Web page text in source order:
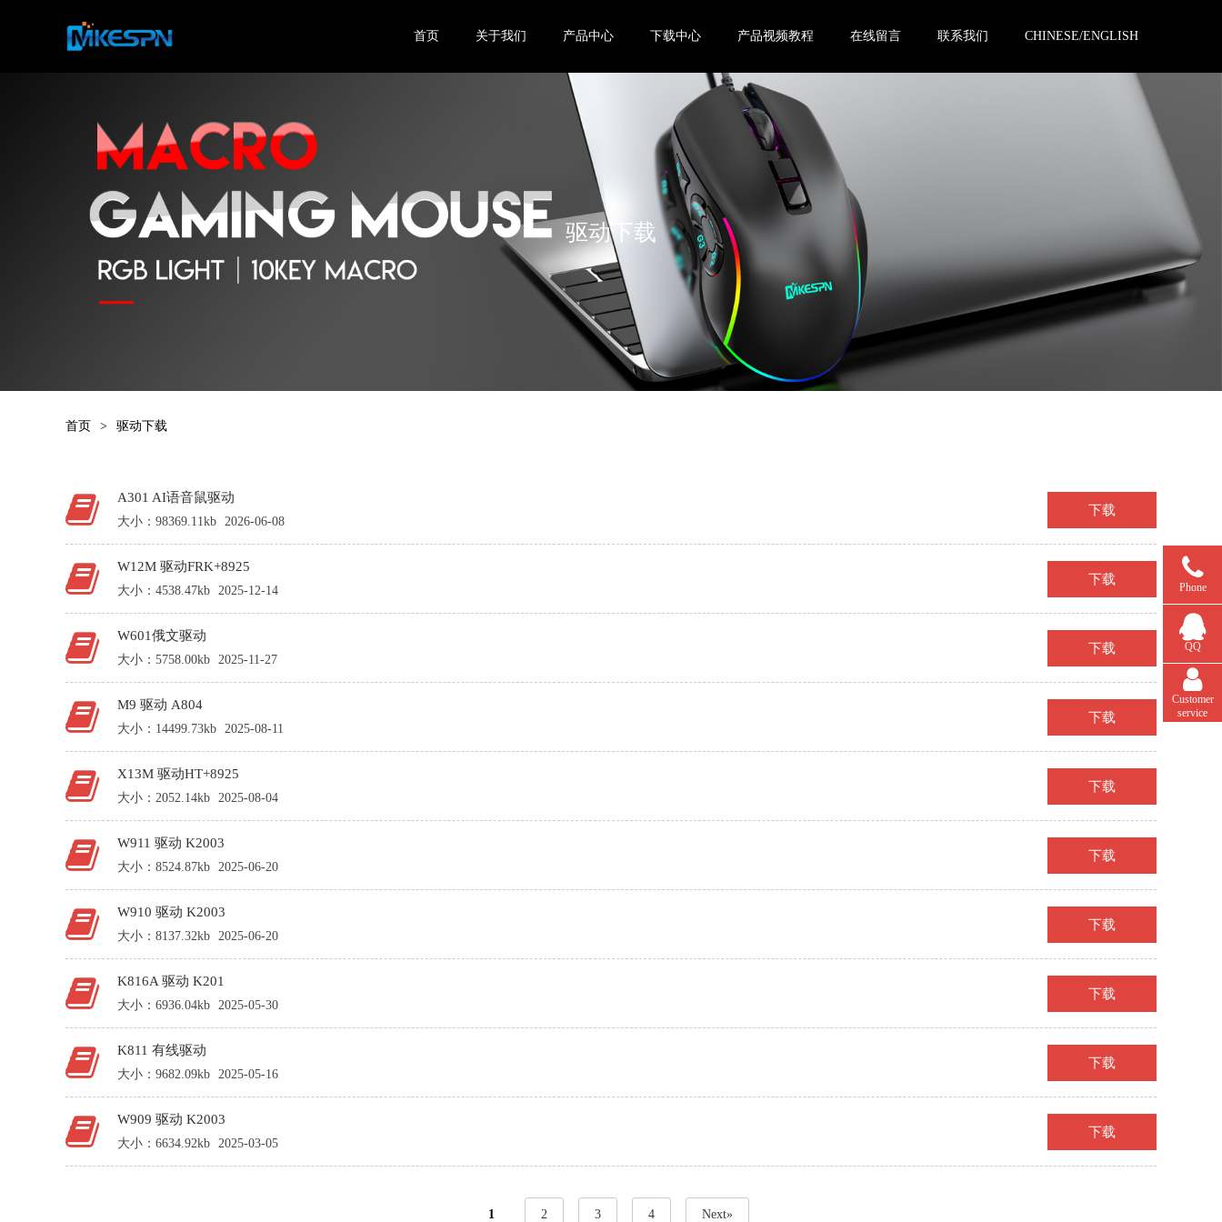
首页 关于我们 产品中心 下载中心 产品视频教程 在线留言 联系我们 CHINESE/ENGLISH
驱动下载
首页 > 驱动下载
A301 AI语音鼠驱动
大小：98369.11kb 2026-06-08
下载
W12M 驱动FRK+8925
大小：4538.47kb 2025-12-14
下载
W601俄文驱动
大小：5758.00kb 2025-11-27
下载
M9 驱动 A804
大小：14499.73kb 2025-08-11
下载
X13M 驱动HT+8925
大小：2052.14kb 2025-08-04
下载
W911 驱动 K2003
大小：8524.87kb 2025-06-20
下载
W910 驱动 K2003
大小：8137.32kb 2025-06-20
下载
K816A 驱动 K201
大小：6936.04kb 2025-05-30
下载
K811 有线驱动
大小：9682.09kb 2025-05-16
下载
W909 驱动 K2003
大小：6634.92kb 2025-03-05
下载
1 2 3 4 Next»
Phone
QQ
Customer
service